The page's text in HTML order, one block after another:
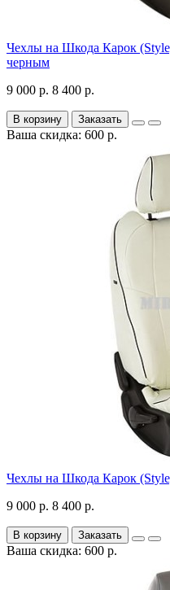
Чехлы на Шкода Карок
черным
9 000 р. 8 400 р.
В корзину Заказать
Ваша скидка: 600 р.
Чехлы на Шкода Карок
9 000 р. 8 400 р.
В корзину Заказать
Ваша скидка: 600 р.